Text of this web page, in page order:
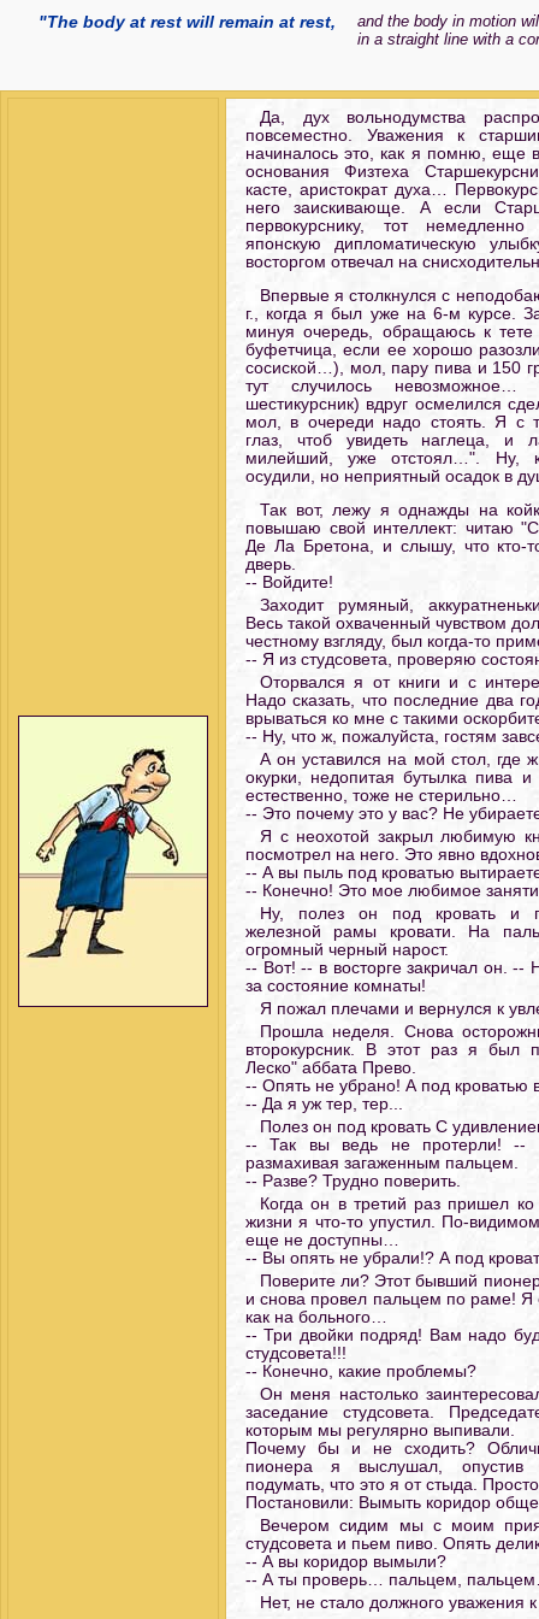
"The body at rest will remain at rest,
and the body in motion
in a straight line with a
Да, дух вольнодумства
повсеместно. Уважения к
начиналось это, как я помню, еще
основания Физтеха
касте, аристократ духа…
него заискивающе. А если
первокурснику, тот
японскую дипломатическую
восторгом отвечал на
Впервые я столкнулся с
г., когда я был уже на 6-м курсе.
минуя очередь, обращаюсь к
буфетчица, если ее хорошо
сосиской…), мол, пару пива и 150
тут случилось невозможное…
шестикурсник) вдруг осмелился
мол, в очереди надо стоять. Я с
глаз, чтоб увидеть наглеца, и
милейший, уже отстоял…". Ну,
осудили, но неприятный осадок в
Так вот, лежу я однажды на
повышаю свой интеллект: читаю
Де Ла Бретона, и слышу, что кто-
дверь.
-- Войдите!
Заходит румяный,
Весь такой охваченный чувством
честному взгляду, был когда-то
-- Я из студсовета, проверяю
Оторвался я от книги и с
Надо сказать, что последние два
врываться ко мне с такими
-- Ну, что ж, пожалуйста, гостям
А он уставился на мой стол, где
окурки, недопитая бутылка пива
естественно, тоже не стерильно…
-- Это почему это у вас? Не
Я с неохотой закрыл любимую
посмотрел на него. Это явно
-- А вы пыль под кроватью
-- Конечно! Это мое любимое
Ну, полез он под кровать и
железной рамы кровати. На
огромный черный нарост.
-- Вот! -- в восторге закричал он. --
за состояние комнаты!
Я пожал плечами и вернулся к
Прошла неделя. Снова
второкурсник. В этот раз я был
Леско" аббата Прево.
-- Опять не убрано! А под кроватью
-- Да я уж тер, тер...
Полез он под кровать С
-- Так вы ведь не протерли! --
размахивая загаженным пальцем.
-- Разве? Трудно поверить.
Когда он в третий раз пришел
жизни я что-то упустил. По-
еще не доступны…
-- Вы опять не убрали!? А под
Поверите ли? Этот бывший
и снова провел пальцем по раме! Я
как на больного…
-- Три двойки подряд! Вам надо
студсовета!!!
-- Конечно, какие проблемы?
Он меня настолько
заседание студсовета.
которым мы регулярно выпивали.
Почему бы и не сходить?
пионера я выслушал,
подумать, что это я от стыда.
Постановили: Вымыть коридор
Вечером сидим мы с моим
студсовета и пьем пиво. Опять
-- А вы коридор вымыли?
-- А ты проверь… пальцем,
Нет, не стало должного уважения